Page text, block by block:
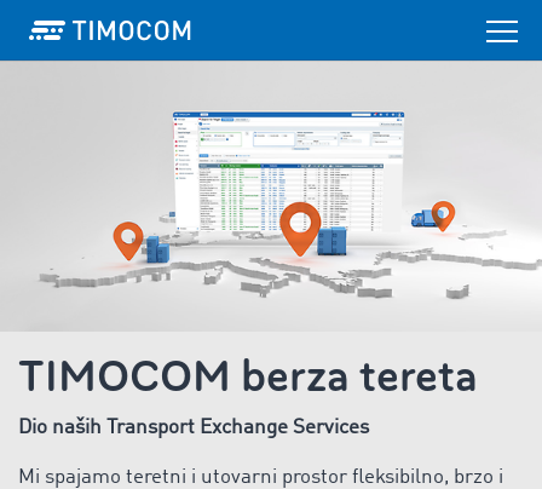
TIMOCOM berza tereta
Dio naših Transport Exchange Services
Mi spajamo teretni i utovarni prostor fleksibilno, brzo i